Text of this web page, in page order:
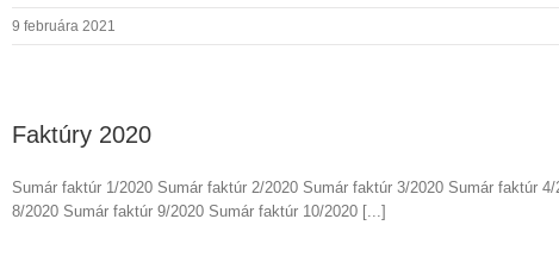
9 februára 2021
Faktúry 2020
Sumár faktúr 1/2020 Sumár faktúr 2/2020 Sumár faktúr 3/2020 Sumár faktúr
8/2020 Sumár faktúr 9/2020 Sumár faktúr 10/2020 [...]